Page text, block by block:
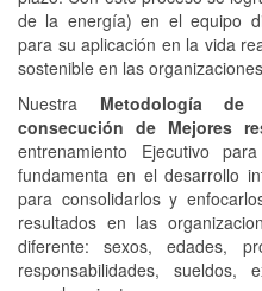
de la energía) en el equipo
para su aplicación en la vida
sostenible en las
Nuestra Metodología
consecución de Mejores
entrenamiento Ejecutivo
fundamenta en el desarrollo
para consolidarlos y
resultados en las
diferente: sexos, edades,
responsabilidades,